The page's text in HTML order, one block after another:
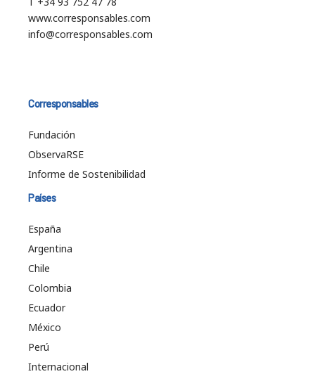
www.corresponsables.com
info@corresponsables.com
Corresponsables
Fundación
ObservaRSE
Informe de Sostenibilidad
Países
España
Argentina
Chile
Colombia
Ecuador
México
Perú
Internacional